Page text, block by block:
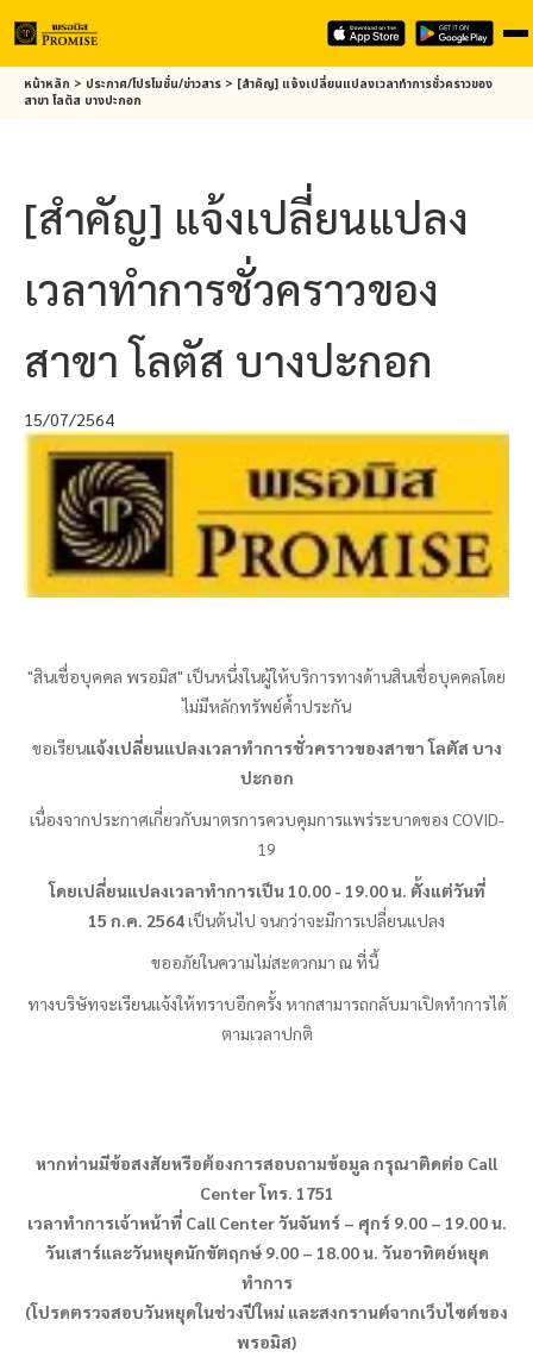
Skipหน้าหลัก > ประกาศ/โปรโมชั่น/ข่าวสาร > [สำคัญ] แจ้งเปลี่ยนแปลงเวลาทำการชั่วคราวของ
สาขา โลตัส บางปะกอก
[สำคัญ] แจ้งเปลี่ยนแปลง
เวลาทำการชั่วคราวของ
สาขา โลตัส บางปะกอก
15/07/2564
"สินเชื่อบุคคล พรอมิส" เป็นหนึ่งในผู้ให้บริการทางด้านสินเชื่อบุคคลโดย
ไม่มีหลักทรัพย์ค้ำประกัน
ขอเรียนแจ้งเปลี่ยนแปลงเวลาทำการชั่วคราวของสาขา โลตัส บาง
ปะกอก
เนื่องจากประกาศเกี่ยวกับมาตรการควบคุมการแพร่ระบาดของ COVID-
19
โดยเปลี่ยนแปลงเวลาทำการเป็น10.00 - 19.00น. ตั้งแต่วันที่
15 ก.ค. 2564เป็นต้นไป จนกว่าจะมีการเปลี่ยนแปลง
ขออภัยในความไม่สะดวกมา ณ ที่นี้
ทางบริษัทจะเรียนแจ้งให้ทราบอีกครั้ง หากสามารถกลับมาเปิดทำการได้
ตามเวลาปกติ
หากท่านมีข้อสงสัยหรือต้องการสอบถามข้อมูล กรุณาติดต่อ Call
Center โทร. 1751
เวลาทำการเจ้าหน้าที่ Call Center วันจันทร์ – ศุกร์ 9.00 – 19.00 น.
วันเสาร์และวันหยุดนักขัตฤกษ์ 9.00 – 18.00 น. วันอาทิตย์หยุด
ทำการ
(โปรดตรวจสอบวันหยุดในช่วงปีใหม่ และสงกรานต์จากเว็บไซต์ของ
พรอมิส)